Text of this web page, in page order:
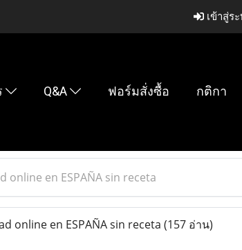
เข้าสู่ร
Q&A ฟอร์มสั่งซื้อ กติกา
en ESPAÑA sin receta
online en ESPAÑA sin receta (157 อ่าน)